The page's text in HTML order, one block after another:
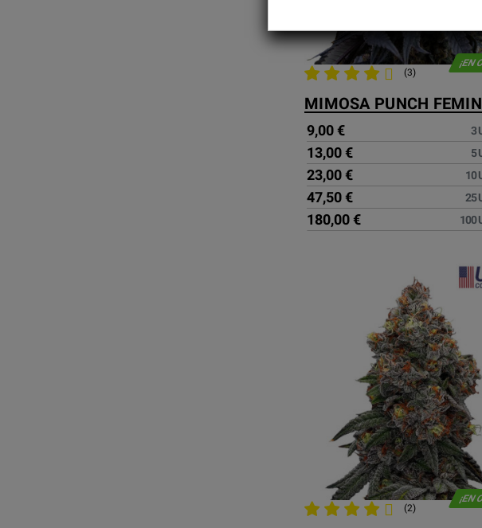
¡EN
(3)
9,00 € 3
13,00 € 5
23,00 € 10
47,50 € 25
180,00 € 100
¡EN
(2)